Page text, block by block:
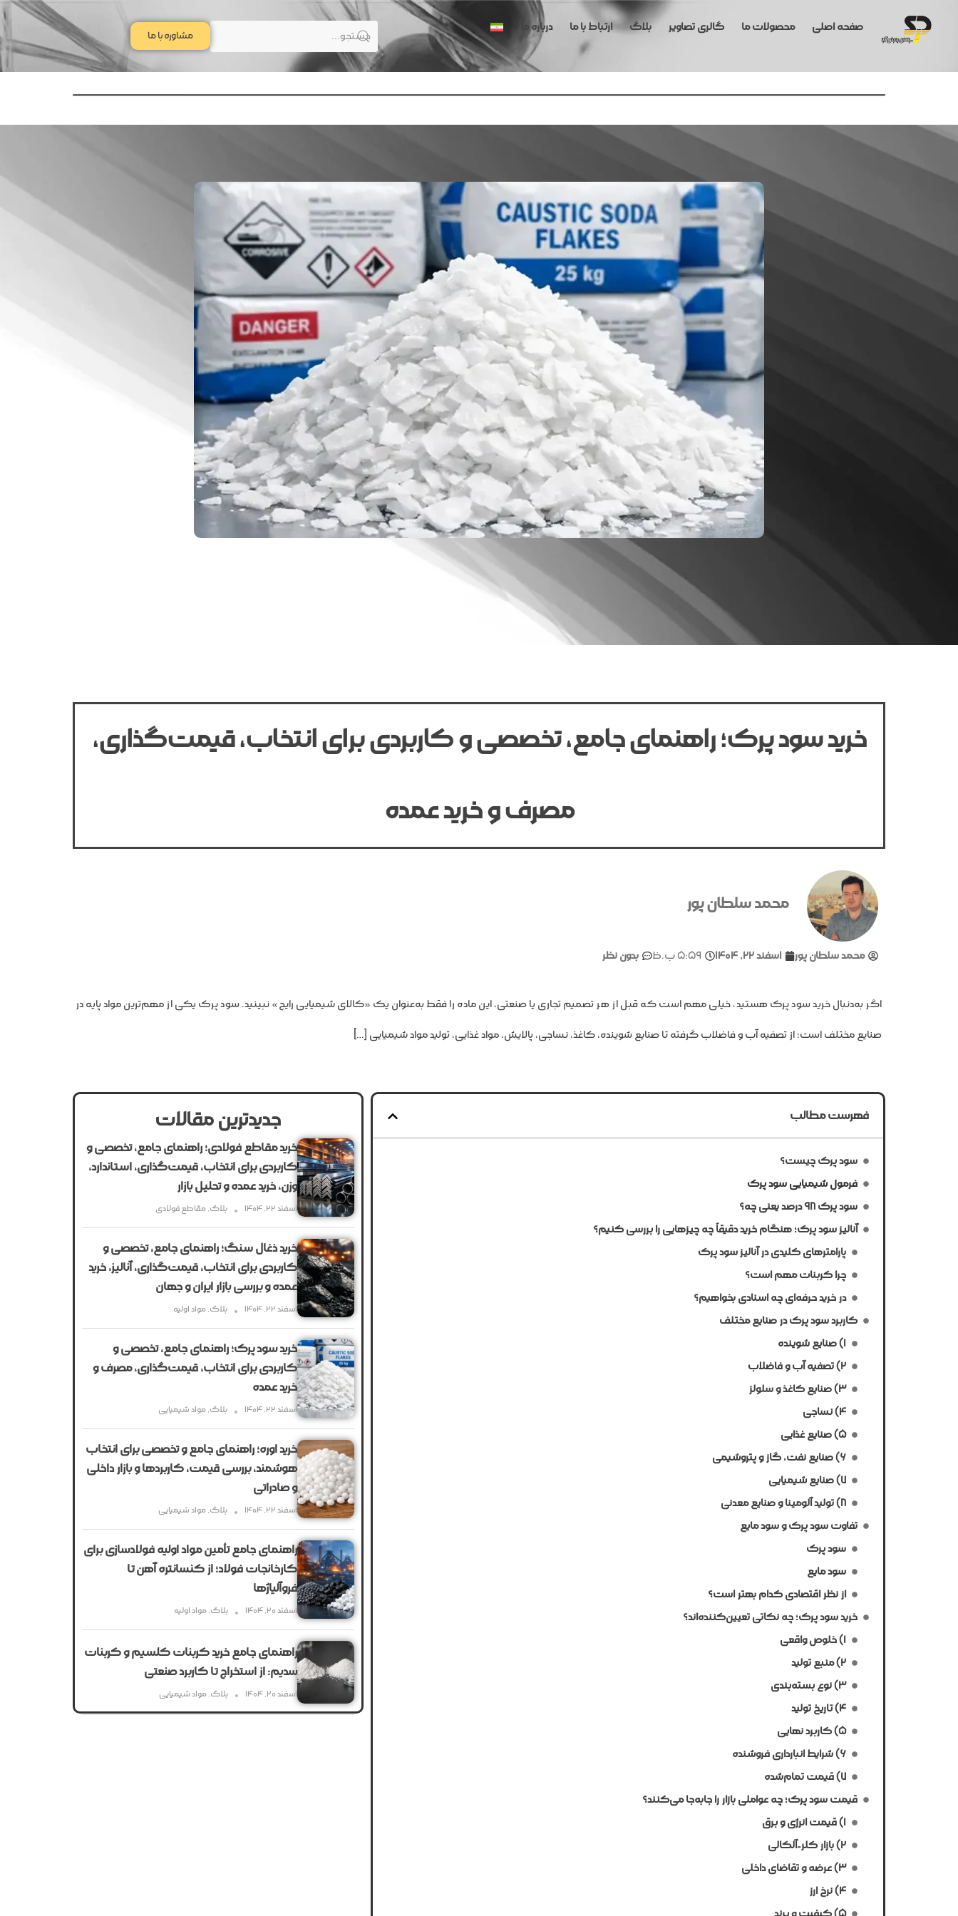
صفحه اصلی محصولات ما گالری تصاویر بلاگ ارتباط با ما درباره ما
مشاوره با ما
خرید سود پرک؛ راهنمای جامع، تخصصی و کاربردی برای انتخاب، قیمت‌گذاری،
مصرف و خرید عمده
محمد سلطان پور
محمد سلطان پور اسفند ۲۲, ۱۴۰۴ ۵:۵۹ ب.ظ بدون نظر
اگر به‌دنبال خرید سود پرک هستید، خیلی مهم است که قبل از هر تصمیم تجاری یا صنعتی، این ماده را فقط به‌عنوان یک «کالای شیمیایی رایج» نبینید. سود پرک یکی از مهم‌ترین مواد پایه در
صنایع مختلف است؛ از تصفیه آب و فاضلاب گرفته تا صنایع شوینده، کاغذ، نساجی، پالایش، مواد غذایی، تولید مواد شیمیایی […]
فهرست مطالب
سود پرک چیست؟
فرمول شیمیایی سود پرک
سود پرک ۹۸ درصد یعنی چه؟
آنالیز سود پرک؛ هنگام خرید دقیقاً چه چیزهایی را بررسی کنیم؟
پارامترهای کلیدی در آنالیز سود پرک
چرا کربنات مهم است؟
در خرید حرفه‌ای چه اسنادی بخواهیم؟
کاربرد سود پرک در صنایع مختلف
۱) صنایع شوینده
۲) تصفیه آب و فاضلاب
۳) صنایع کاغذ و سلولز
۴) نساجی
۵) صنایع غذایی
۶) صنایع نفت، گاز و پتروشیمی
۷) صنایع شیمیایی
۸) تولید آلومینا و صنایع معدنی
تفاوت سود پرک و سود مایع
سود پرک
سود مایع
از نظر اقتصادی کدام بهتر است؟
خرید سود پرک؛ چه نکاتی تعیین‌کننده‌اند؟
۱) خلوص واقعی
۲) منبع تولید
۳) نوع بسته‌بندی
۴) تاریخ تولید
۵) کاربرد نهایی
۶) شرایط انبارداری فروشنده
۷) قیمت تمام‌شده
قیمت سود پرک؛ چه عواملی بازار را جابه‌جا می‌کنند؟
۱) قیمت انرژی و برق
۲) بازار کلر-آلکالی
۳) عرضه و تقاضای داخلی
۴) نرخ ارز
جدیدترین مقالات
خرید مقاطع فولادی؛ راهنمای جامع، تخصصی و
کاربردی برای انتخاب، قیمت‌گذاری، استاندارد،
وزن، خرید عمده و تحلیل بازار
اسفند ۲۲, ۱۴۰۴ بلاگ,مقاطع فولادی
خرید ذغال سنگ؛ راهنمای جامع، تخصصی و
کاربردی برای انتخاب، قیمت‌گذاری، آنالیز، خرید
عمده و بررسی بازار ایران و جهان
اسفند ۲۲, ۱۴۰۴ بلاگ,مواد اولیه
خرید سود پرک؛ راهنمای جامع، تخصصی و
کاربردی برای انتخاب، قیمت‌گذاری، مصرف و
خرید عمده
اسفند ۲۲, ۱۴۰۴ بلاگ,مواد شیمیایی
خرید اوره؛ راهنمای جامع و تخصصی برای انتخاب
هوشمند، بررسی قیمت، کاربردها و بازار داخلی
و صادراتی
اسفند ۲۲, ۱۴۰۴ بلاگ,مواد شیمیایی
راهنمای جامع تأمین مواد اولیه فولادسازی برای
کارخانجات فولاد؛ از کنسانتره آهن تا
فروآلیاژها
اسفند ۲۰, ۱۴۰۴ بلاگ,مواد اولیه
راهنمای جامع خرید کربنات کلسیم و کربنات
سدیم: از استخراج تا کاربرد صنعتی
اسفند ۲۰, ۱۴۰۴ بلاگ,مواد شیمیایی